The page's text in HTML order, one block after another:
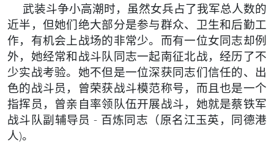
武装斗争小高潮时，虽然女兵占了我军总人数的
近半，但她们绝大部分是参与群众、卫生和后勤工
作，有机会上战场的非常少。而有一位女同志却例
外，她经常和战斗队同志一起南征北战，经历了不
少实战考验。她不但是一位深获同志们信任的、出
色的战斗员，曾荣获战斗模范称号，而且也是一个
指挥员，曾亲自率领队伍开展战斗，她就是蔡铁军
战斗队副辅导员 - 百炼同志（原名江玉英，同德港
人)。